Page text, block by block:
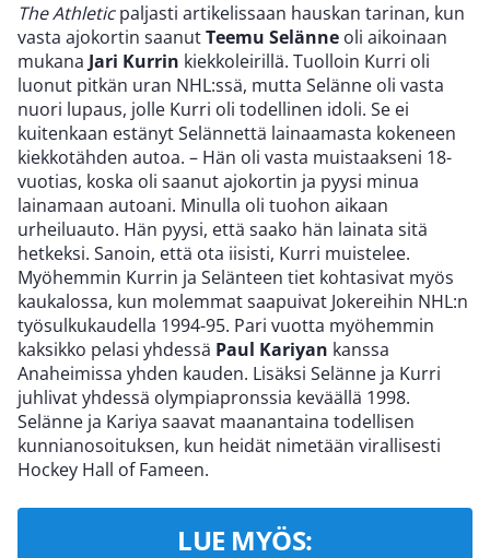
The Athleticpaljasti artikelissaan hauskan tarinan, kun
vasta ajokortin saanutTeemu Selänne oli aikoinaan
mukana Jari Kurrin kiekkoleirillä. Tuolloin Kurri oli
luonut pitkän uran NHL:ssä, mutta Selänne oli vasta
nuori lupaus, jolle Kurri oli todellinen idoli. Se ei
kuitenkaan estänyt Selännettä lainaamasta kokeneen
kiekkotähden autoa. – Hän oli vasta muistaakseni 18-
vuotias, koska oli saanut ajokortin ja pyysi minua
lainamaan autoani. Minulla oli tuohon aikaan
urheiluauto. Hän pyysi, että saako hän lainata sitä
hetkeksi. Sanoin, että ota iisisti, Kurri muistelee.
Myöhemmin Kurrin ja Selänteen tiet kohtasivat myös
kaukalossa, kun molemmat saapuivat Jokereihin NHL:n
työsulkukaudella 1994-95. Pari vuotta myöhemmin
kaksikko pelasi yhdessä Paul Kariyan kanssa
Anaheimissa yhden kauden. Lisäksi Selänne ja Kurri
juhlivat yhdessä olympiapronssia keväällä 1998.
Selänne ja Kariya saavat maanantaina todellisen
kunnianosoituksen, kun heidät nimetään virallisesti
Hockey Hall of Fameen.
LUE MYÖS: